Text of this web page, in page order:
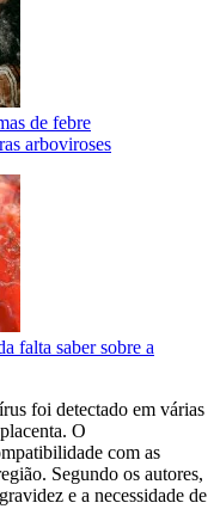
de febre
arboviroses
falta saber sobre a
foi detectado em várias
O
com as
Segundo os autores,
e a necessidade de